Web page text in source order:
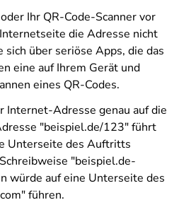
Ihr QR-Code-Scanner vor
die Adresse nicht
sich über seriöse Apps, die das
eine auf Ihrem Gerät und
eines QR-Codes.
Internet-Adresse genau auf die
"beispiel.de/123" führt
Unterseite des Auftritts
"beispiel.de-
würde auf eine Unterseite des
führen.